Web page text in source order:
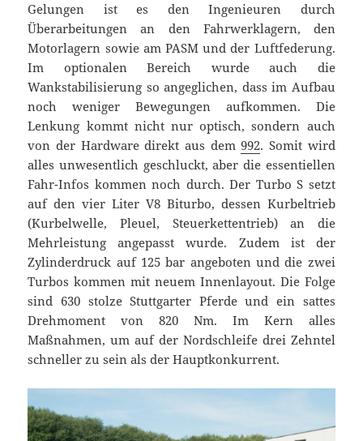
Gelungen ist es den Ingenieuren durch
Überarbeitungen an den Fahrwerklagern, den
Motorlagern sowie am PASM und der Luftfederung.
Im optionalen Bereich wurde auch die
Wankstabilisierung so angeglichen, dass im Aufbau
noch weniger Bewegungen aufkommen. Die
Lenkung kommt nicht nur optisch, sondern auch
von der Hardware direkt aus dem992. Somit wird
alles unwesentlich geschluckt, aber die essentiellen
Fahr-Infos kommen noch durch. Der Turbo S setzt
auf den vier Liter V8 Biturbo, dessen Kurbeltrieb
(Kurbelwelle, Pleuel, Steuerkettentrieb) an die
Mehrleistung angepasst wurde. Zudem ist der
Zylinderdruck auf 125 bar angeboten und die zwei
Turbos kommen mit neuem Innenlayout. Die Folge
sind 630 stolze Stuttgarter Pferde und ein sattes
Drehmoment von 820 Nm. Im Kern alles
Maßnahmen, um auf der Nordschleife drei Zehntel
schneller zu sein als der Hauptkonkurrent.